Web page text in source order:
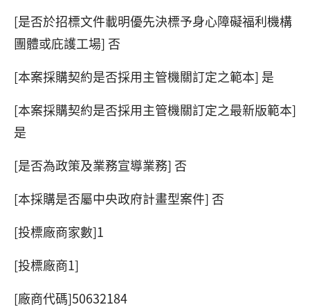
[是否於招標文件載明優先決標予身心障礙福利機構
團體或庇護工場] 否
[本案採購契約是否採用主管機關訂定之範本] 是
[本案採購契約是否採用主管機關訂定之最新版範本]
是
[是否為政策及業務宣導業務] 否
[本採購是否屬中央政府計畫型案件] 否
[投標廠商家數]1
[投標廠商1]
[廠商代碼]50632184